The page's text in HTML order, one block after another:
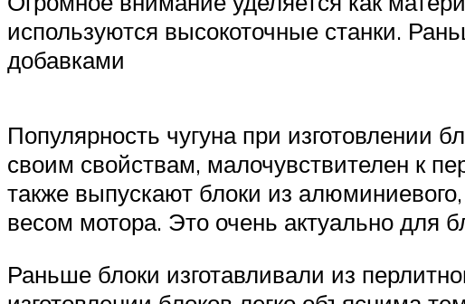
используются высокоточные станки.
добавками
Популярность чугуна при изготовлении
своим свойствам, малочувствителен к
также выпускают блоки из
весом мотора. Это очень актуально для
Раньше блоки изготавливали из